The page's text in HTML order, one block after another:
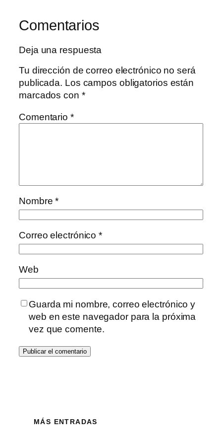
Comentarios
Deja una respuesta
Tu dirección de correo electrónico no será
publicada. Los campos obligatorios están
marcados con *
Comentario *
Nombre*
Correo electrónico*
Web
Guarda mi nombre, correo electrónico y
web en este navegador para la próxima
vez que comente.
MÁS ENTRADAS